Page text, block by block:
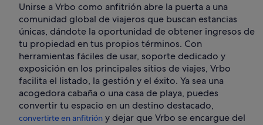
Unirse a Vrbo como anfitrión abre la puerta a una
comunidad global de viajeros que buscan estancias
únicas, dándote la oportunidad de obtener ingresos de
tu propiedad en tus propios términos. Con
herramientas fáciles de usar, soporte dedicado y
exposición en los principales sitios de viajes, Vrbo
facilita el listado, la gestión y el éxito. Ya sea una
acogedora cabaña o una casa de playa, puedes
convertir tu espacio en un destino destacado,
convertirte en anfitrión y dejar que Vrbo se encargue del